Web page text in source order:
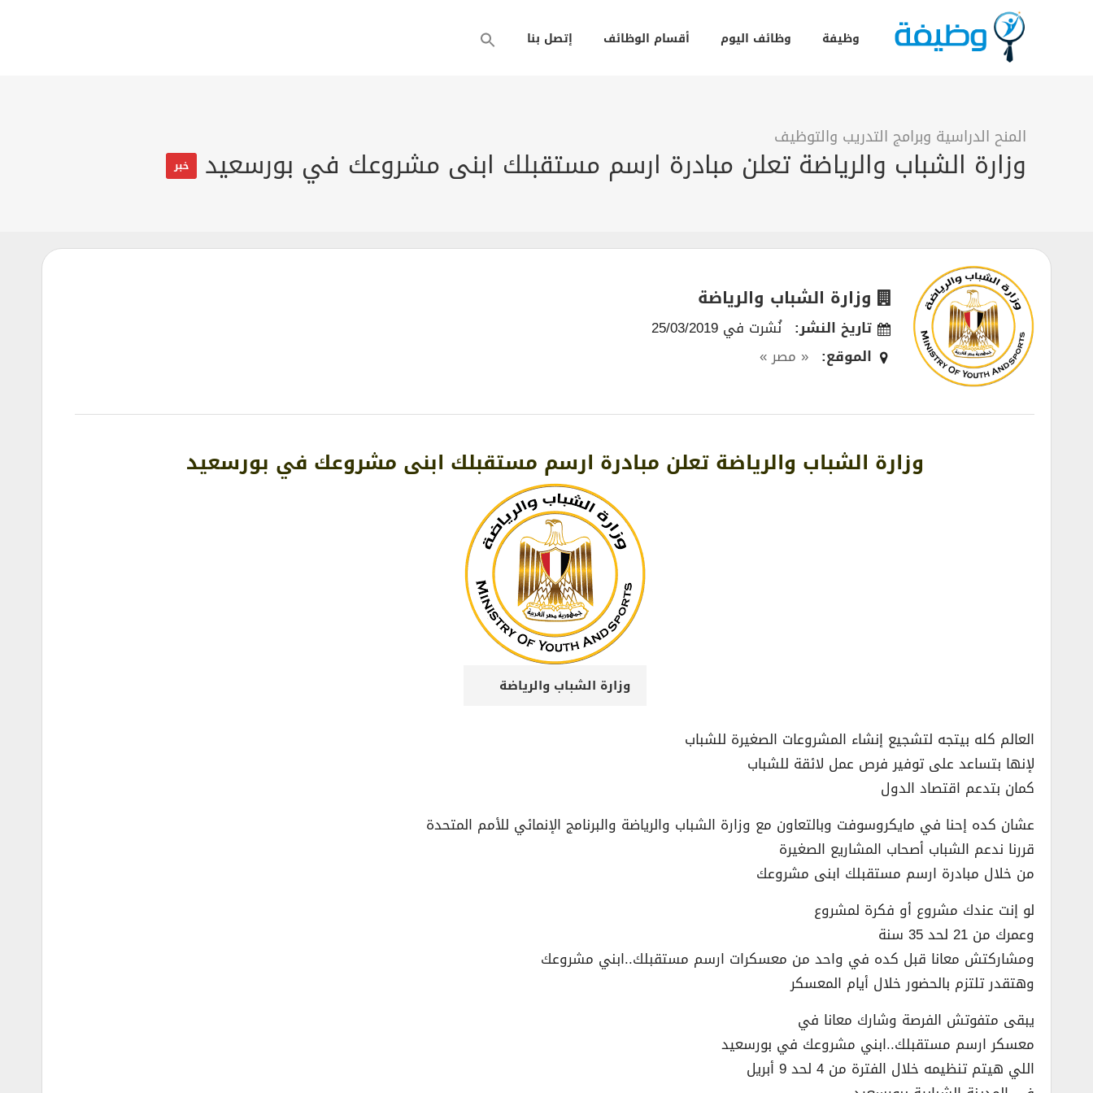
وظيفة وظائف اليوم أقسام الوظائف إتصل بنا
المنح الدراسية وبرامج التدريب والتوظيف
وزارة الشباب والرياضة تعلن مبادرة ارسم مستقبلك ابنى مشروعك في بورسعيد خبر
وزارة الشباب والرياضة
تاريخ النشر: نُشرت في 25/03/2019
الموقع: « مصر »
وزارة الشباب والرياضة تعلن مبادرة ارسم مستقبلك ابنى مشروعك في بورسعيد
وزارة الشباب والرياضة
العالم كله بيتجه لتشجيع إنشاء المشروعات الصغيرة للشباب
لإنها بتساعد على توفير فرص عمل لائقة للشباب
كمان بتدعم اقتصاد الدول
عشان كده إحنا في مايكروسوفت وبالتعاون مع وزارة الشباب والرياضة والبرنامج الإنمائي للأمم المتحدة
قررنا ندعم الشباب أصحاب المشاريع الصغيرة
من خلال مبادرة ارسم مستقبلك ابنى مشروعك
لو إنت عندك مشروع أو فكرة لمشروع
وعمرك من 21 لحد 35 سنة
ومشاركتش معانا قبل كده في واحد من معسكرات ارسم مستقبلك..ابني مشروعك
وهتقدر تلتزم بالحضور خلال أيام المعسكر
يبقى متفوتش الفرصة وشارك معانا في
معسكر ارسم مستقبلك..ابني مشروعك في بورسعيد
اللي هيتم تنظيمه خلال الفترة من 4 لحد 9 أبريل